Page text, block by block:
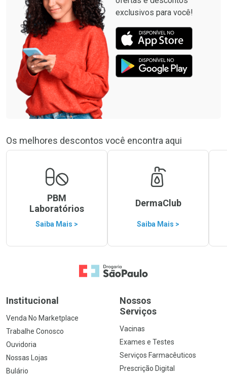
exclusivos para você!
Os melhores descontos você encontra aqui
PBM
Laboratórios
Saiba Mais >
DermaClub
Saiba Mais >
Ir para a Home
Institucional
Venda No Marketplace
Trabalhe Conosco
Ouvidoria
Nossas Lojas
Bulário
Nossos
Serviços
Vacinas
Exames e Testes
Serviços Farmacêuticos
Prescrição Digital